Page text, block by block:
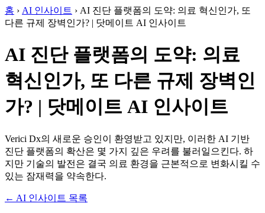
홈 › AI 인사이트 › AI 진단 플랫폼의 도약: 의료 혁신인가, 또
다른 규제 장벽인가? | 닷메이트 AI 인사이트
AI 진단 플랫폼의 도약: 의료
혁신인가, 또 다른 규제 장벽인
가? | 닷메이트 AI 인사이트
Verici Dx의 새로운 승인이 환영받고 있지만, 이러한 AI 기반
진단 플랫폼의 확산은 몇 가지 깊은 우려를 불러일으킨다. 하
지만 기술의 발전은 결국 의료 환경을 근본적으로 변화시킬 수
있는 잠재력을 약속한다.
← AI 인사이트 목록